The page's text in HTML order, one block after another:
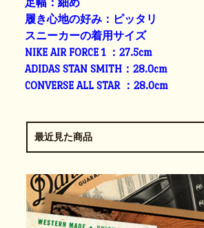
履き心地の好み：ピッタリ
スニーカーの着用サイズ
NIKE AIR FORCE 1 ：27.5cm
ADIDAS STAN SMITH：28.0cm
CONVERSE ALL STAR ：28.0cm
最近見た商品